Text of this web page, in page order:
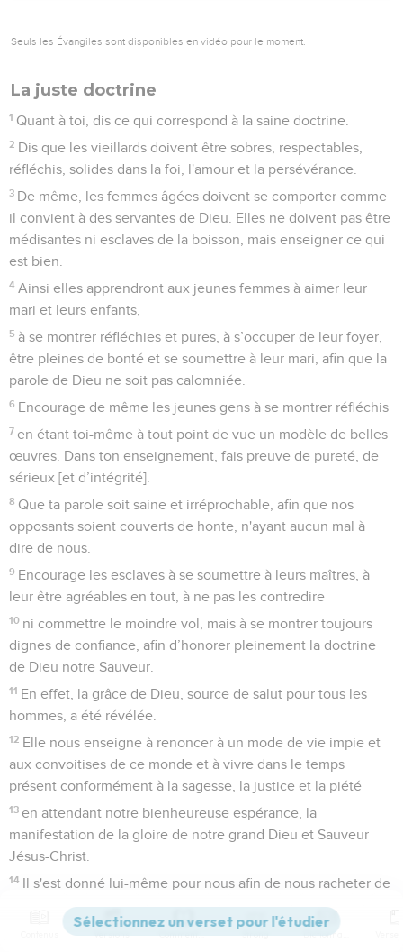
Seuls les Évangiles sont disponibles en vidéo pour le moment.
La juste doctrine
1 Quant à toi, dis ce qui correspond à la saine doctrine.
2 Dis que les vieillards doivent être sobres, respectables,
réfléchis, solides dans la foi, l'amour et la persévérance.
3 De même, les femmes âgées doivent se comporter comme
il convient à des servantes de Dieu. Elles ne doivent pas être
médisantes ni esclaves de la boisson, mais enseigner ce qui
est bien.
4 Ainsi elles apprendront aux jeunes femmes à aimer leur
mari et leurs enfants,
5 à se montrer réfléchies et pures, à s’occuper de leur foyer,
être pleines de bonté et se soumettre à leur mari, afin que la
parole de Dieu ne soit pas calomniée.
6 Encourage de même les jeunes gens à se montrer réfléchis
7 en étant toi-même à tout point de vue un modèle de belles
œuvres. Dans ton enseignement, fais preuve de pureté, de
sérieux [et d’intégrité].
8 Que ta parole soit saine et irréprochable, afin que nos
opposants soient couverts de honte, n'ayant aucun mal à
dire de nous.
9 Encourage les esclaves à se soumettre à leurs maîtres, à
leur être agréables en tout, à ne pas les contredire
10 ni commettre le moindre vol, mais à se montrer toujours
dignes de confiance, afin d’honorer pleinement la doctrine
de Dieu notre Sauveur.
11 En effet, la grâce de Dieu, source de salut pour tous les
hommes, a été révélée.
12 Elle nous enseigne à renoncer à un mode de vie impie et
aux convoitises de ce monde et à vivre dans le temps
présent conformément à la sagesse, la justice et la piété
13 en attendant notre bienheureuse espérance, la
manifestation de la gloire de notre grand Dieu et Sauveur
Jésus-Christ.
14 Il s'est donné lui-même pour nous afin de nous racheter de
toute faute et de se faire un peuple qui lui appartienne,
purifié et zélé pour de belles œuvres.
Versions Commentaires Strong